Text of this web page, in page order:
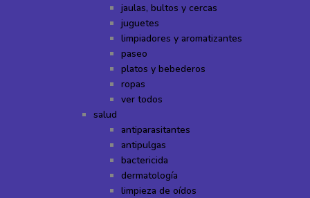
jaulas, bultos y cercas
juguetes
limpiadores y aromatizantes
paseo
platos y bebederos
ropas
ver todos
salud
antiparasitantes
antipulgas
bactericida
dermatología
limpieza de oídos